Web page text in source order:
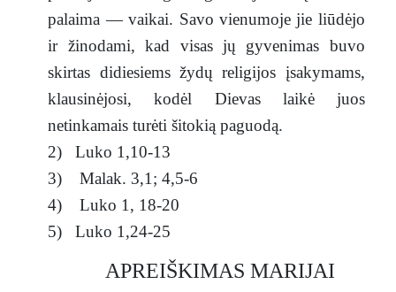
palaima — vaikai. Savo vienumoje jie liūdėjo
ir žinodami, kad visas jų gyvenimas buvo
skirtas didiesiems žydų religijos įsakymams,
klausinėjosi, kodėl Dievas laikė juos
netinkamais turėti šitokią paguodą.
2) Luko 1,10-13
3) Malak. 3,1; 4,5-6
4) Luko 1, 18-20
5) Luko 1,24-25
APREIŠKIMAS MARIJAI